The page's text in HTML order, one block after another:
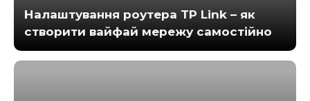
Налаштування роутера TP Link – як
створити вайфай мережу самостійно